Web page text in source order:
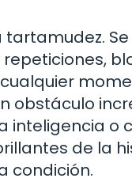
obstáculo
inteligencia o
de la
condición.